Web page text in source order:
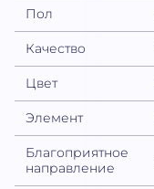
Пол
Качество
Цвет
Элемент
Благоприятное
направление